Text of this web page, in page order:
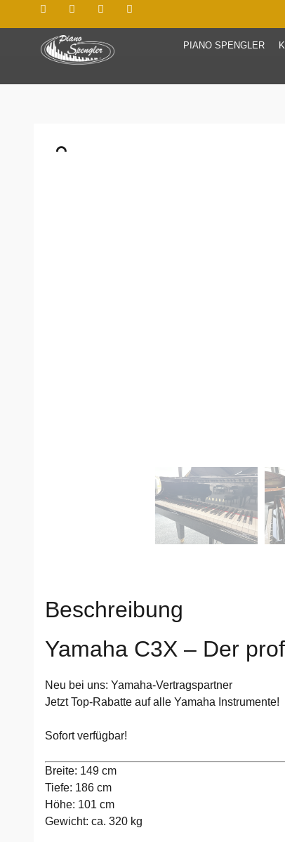
PIANO SPENGLER
Beschreibung
Yamaha C3X – Der
Neu bei uns: Yamaha-Vertragspartner
Jetzt Top-Rabatte auf alle Yamaha Instrumente!
Sofort verfügbar!
Breite: 149 cm
Tiefe: 186 cm
Höhe: 101 cm
Gewicht: ca. 320 kg